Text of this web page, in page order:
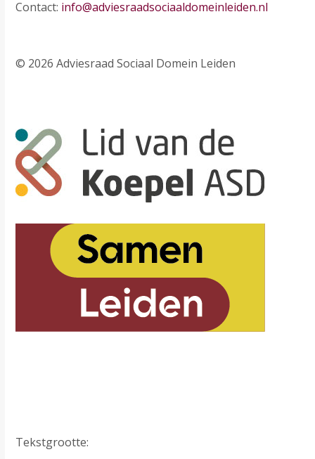
Contact: info@adviesraadsociaaldomeinleiden.nl
© 2026 Adviesraad Sociaal Domein Leiden
Tekstgrootte: